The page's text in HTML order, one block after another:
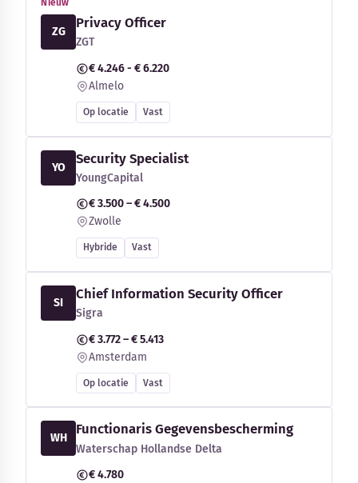
Nieuw
ZG
Privacy Officer
ZGT
€ 4.246 - € 6.220
Almelo
Op locatie Vast
YO
Security Specialist
YoungCapital
€ 3.500 – € 4.500
Zwolle
Hybride Vast
SI
Chief Information Security Officer
Sigra
€ 3.772 – € 5.413
Amsterdam
Op locatie Vast
WH
Functionaris Gegevensbescherming
Waterschap Hollandse Delta
€ 4.780